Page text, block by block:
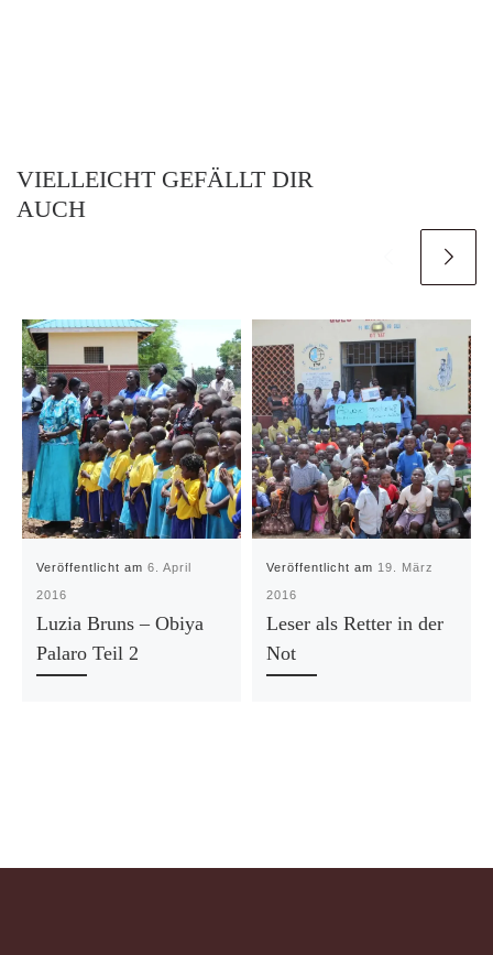
VIELLEICHT GEFÄLLT DIR
AUCH
Veröffentlicht am6. April
2016
Luzia Bruns – Obiya
Palaro Teil 2
Veröffentlicht am 19. März
2016
Leser als Retter in der
Not